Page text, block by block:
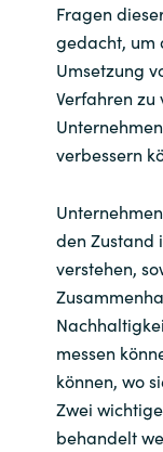
Fragen
gedacht, um
Umsetzung
Verfahren zu
verbessern
den Zustand
verstehen,
messen
können, wo
Zwei
behandelt